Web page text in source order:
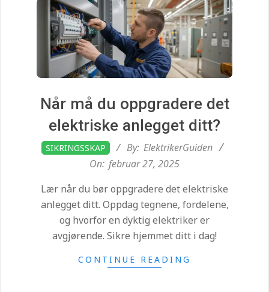
Når må du oppgradere det
elektriske anlegget ditt?
2025-
02-
SIKRINGSSKAP By: ElektrikerGuiden
On: februar 27, 2025
Lær når du bør oppgradere det elektriske
anlegget ditt. Oppdag tegnene, fordelene,
og hvorfor en dyktig elektriker er
avgjørende. Sikre hjemmet ditt i dag!
CONTINUE READING